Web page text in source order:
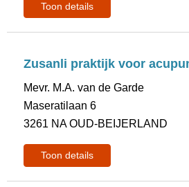
Toon details
Zusanli praktijk voor
Mevr. M.A. van de Garde
Maseratilaan 6
3261 NA OUD-BEIJERLAND
Toon details